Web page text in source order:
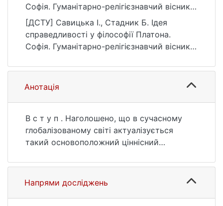
Софія. Гуманітарно-релігієзнавчий вісник,
(2(24)), 51–55.
https://doi.org/10.17721/sophia.2024.24.10
[ДСТУ] Савицька І., Стадник Б. Ідея
справедливості у філософії Платона.
Софія. Гуманітарно-релігієзнавчий вісник.
10.17721/sophia.2024.24.10 (дата звернення:
25.07.2026).
Анотація
В с т у п . Наголошено, що в сучасному
глобалізованому світі актуалізується
такий основоположний ціннісний
справедливість. Прагнення різних
державців, як тепер, так і в історичному
минулому, до справедливості поставало
Напрями досліджень